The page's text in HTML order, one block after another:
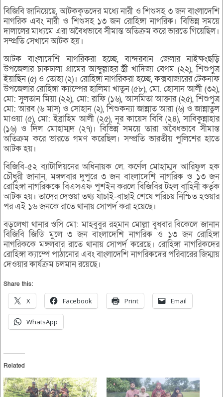
বিজিবি জানিয়েছে, আটককৃতদের মধ্যে নারী ও শিশুসহ ৩ জন বাংলাদেশি
নাগরিক এবং নারী ও শিশুসহ ১৩ জন রোহিঙ্গা নাগরিক। বিভিন্ন সময়ে
দালালের মাধ্যমে এরা অবৈধভাবে সীমান্ত অতিক্রম করে ভারতে গিয়েছিল।
সম্প্রতি সেখানে আটক হয়।
আটক বাংলাদেশি নাগরিকরা হচ্ছে, বান্দরবান জেলার নাইক্ষংছড়ি
উপজেলার চাকঢালা গ্রামের আব্দুল্লাহর স্ত্রী খাদিজা বেগম (২২), শিশুপুত্র
ইয়াছিন (৫) ও তোহা (২)। রোহিঙ্গা নাগরিকরা হচ্ছে, কক্সবাজারের টেকনাফ
উপজেলার রোহিঙ্গা ক্যাম্পের হালিমা খাতুন (৫৮), মো. হোসান আলী (৩২),
মো: সুলতান মিয়া (২২), মো: রাফি (১৬), আসমিতা আক্তার (২৫), শিশুপুত্র
মো: আরব (৬ মাস) ও সোহান (২), শিশুকন্যা জান্নাত আরা (৬) ও জান্নাতুল
মাওয়া (৫), মো: ইব্রাহিম আলী (২৫), নূর কায়েস বিবি (২৪), সাবিকুন্নাহার
(১৬) ও দিল মোহাম্মদ (২৭)। বিভিন্ন সময়ে তারা অবৈধভাবে সীমান্ত
অতিক্রম করে ভারতে গমণ করেছিল। সম্প্রতি ভারতীয় পুলিশের হাতে
আটক হয়।
বিজিবি-৫২ ব্যাটালিয়নের অধিনায়ক লে. কর্ণেল মোহাম্মদ আরিফুল হক
চৌধুরী জানান, মঙ্গলবার দুপুরে ৩ জন বাংলাদেশি নাগরিক ও ১৩ জন
রোহিঙ্গা নাগরিককে বিএসএফ পুশইন করলে বিজিবির টহল বাহিনী কর্তৃক
আটক হয়। তাদের দেওয়া তথ্য যাচাই-বাছাই শেষে পরিচয় নিশ্চিত হওয়ার
পর এই ১৬ জনকে রাতে থানায় সোপর্দ করা হয়েছে।
বড়লেখা থানার ওসি মো: মাহবুবুর রহমান মোল্লা বুধবার বিকেলে জানান
বিজিবি জিডি মুলে ৩ জন বাংলাদেশি নাগরিক ও ১৩ জন রোহিঙ্গা
নাগরিককে মঙ্গলবার রাতে থানায় সোপর্দ করেছে। রোহিঙ্গা নাগরিকদের
রোহিঙ্গা ক্যাম্পে পাঠানোর এবং বাংলাদেশি নাগরিকদের পরিবারের জিম্মায়
দেওয়ার কার্যক্রম চলমান রয়েছে।
Share this:
X Facebook Print Email
WhatsApp
Related